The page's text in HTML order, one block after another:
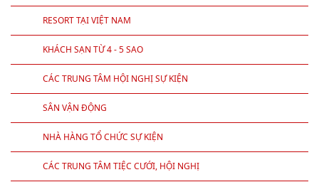
TỔ CHỨC NGÀY HỘI GIA ĐÌNH
ĐỊA ĐIỂM TỔ CHỨC TEAMBUILDING
CÁC RESORT QUANH HÀ NỘI
RESORT TẠI VIỆT NAM
KHÁCH SẠN TỪ 4 - 5 SAO
CÁC TRUNG TÂM HỘI NGHỊ SỰ KIỆN